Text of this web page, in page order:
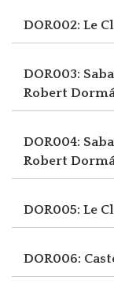
DOR002: Le
DOR003:
Robert
DOR004:
Robert
DOR005: Le
DOR006: